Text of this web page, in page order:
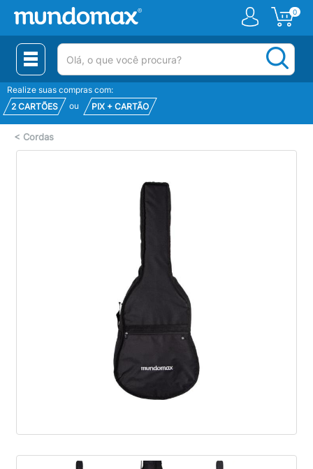
0
(pesquisar)
Realize suas compras com:
2 CARTÕES
ou PIX + CARTÃO
< Cordas